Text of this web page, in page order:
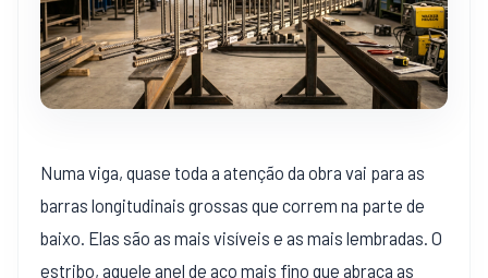
Numa viga, quase toda a atenção da obra vai para as
barras longitudinais grossas que correm na parte de
baixo. Elas são as mais visíveis e as mais lembradas. O
estribo, aquele anel de aço mais fino que abraça as